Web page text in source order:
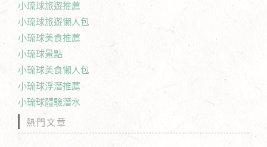
小琉球旅遊推薦
小琉球旅遊懶人包
小琉球美食推薦
小琉球景點
小琉球美食懶人包
小琉球浮潛推薦
小琉球體驗潛水
熱門文章